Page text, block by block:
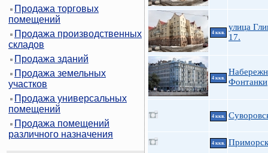
Продажа торговых
помещений
Продажа производственных
складов
Продажа зданий
Продажа земельных
участков
Продажа универсальных
помещений
Продажа помещений
различного назначения
4 ккв.
улица
17.
4 ккв.
Фонтанки
4 ккв.
4 ккв.